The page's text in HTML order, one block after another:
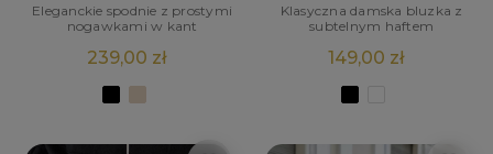
Eleganckie spodnie z prostymi
nogawkami w kant
239,00 zł
Klasyczna damska bluzka z
subtelnym haftem
149,00 zł